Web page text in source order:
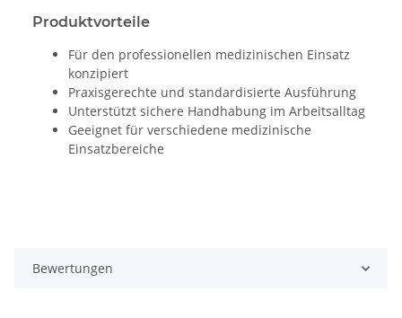
Produktvorteile
Für den professionellen medizinischen Einsatz
konzipiert
Praxisgerechte und standardisierte Ausführung
Unterstützt sichere Handhabung im Arbeitsalltag
Geeignet für verschiedene medizinische
Einsatzbereiche
Bewertungen